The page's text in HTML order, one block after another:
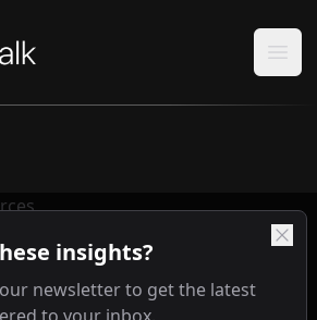
insights?
newsletter to get the latest
les ports
pour la relance